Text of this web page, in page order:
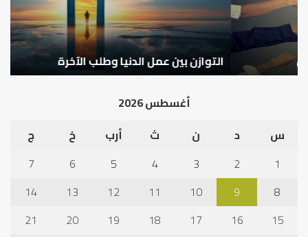
التوازن بين عمل الدنيا وطلب الآخرة
أغسطس 2026
س
د ن ث أرب خ
ج
1
2
3
4
5
6
7
8
9
10
11
12
13
14
15
16
17
18
19
20
21